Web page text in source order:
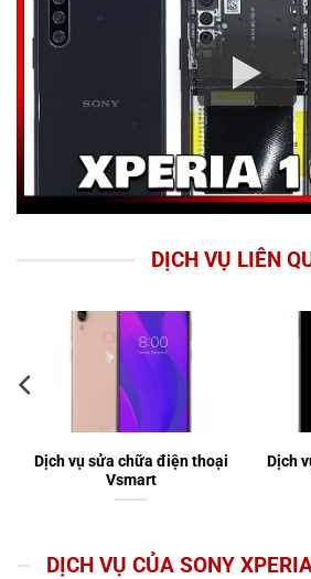
DỊCH VỤ LIÊN
Dịch vụ sửa chữa điện thoại
Vsmart
Dịch
DỊCH VỤ CỦA SONY